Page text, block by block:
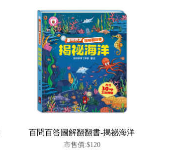
百問百答圖解翻翻書-揭祕海洋
市售價:$120